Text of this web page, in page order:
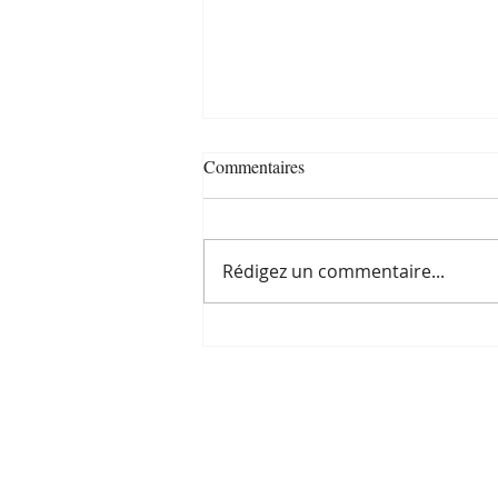
Commentaires
Rédigez un commentaire...